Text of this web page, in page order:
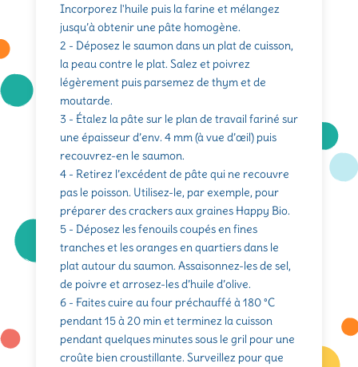
Incorporez l'huile puis la farine et mélangez
jusqu’à obtenir une pâte homogène.
2 - Déposez le saumon dans un plat de cuisson,
la peau contre le plat. Salez et poivrez
légèrement puis parsemez de thym et de
moutarde.
3 - Étalez la pâte sur le plan de travail fariné sur
une épaisseur d’env. 4 mm (à vue d’œil) puis
recouvrez-en le saumon.
4 - Retirez l’excédent de pâte qui ne recouvre
pas le poisson. Utilisez-le, par exemple, pour
préparer des crackers aux graines Happy Bio.
5 - Déposez les fenouils coupés en fines
tranches et les oranges en quartiers dans le
plat autour du saumon. Assaisonnez-les de sel,
de poivre et arrosez-les d’huile d’olive.
6 - Faites cuire au four préchauffé à 180 °C
pendant 15 à 20 min et terminez la cuisson
pendant quelques minutes sous le gril pour une
croûte bien croustillante. Surveillez pour que